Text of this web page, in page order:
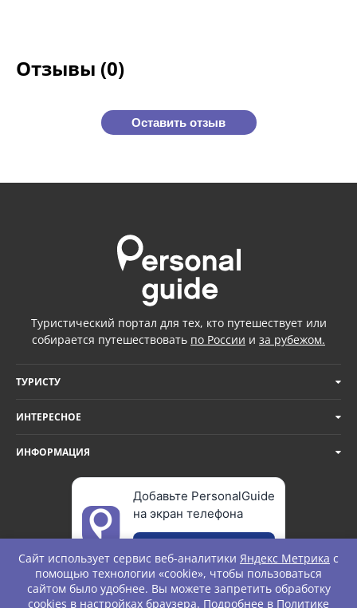
Отзывы (0)
Оставить отзыв
Туристический портал для тех, кто путешествует или
собирается путешествовать по России и за рубежом.
ТУРИСТУ
ИНТЕРЕСНОЕ
ИНФОРМАЦИЯ
Добавьте PersonalGuide
на экран телефона
© Personal Guide. All rights Reserved.
Сайт использует сервис веб-аналитики Яндекс Метрика с
помощью технологии «cookie», чтобы пользоваться
сайтом было удобнее. Вы можете запретить обработку
cookies в настройках браузера. Подробнее в Политике